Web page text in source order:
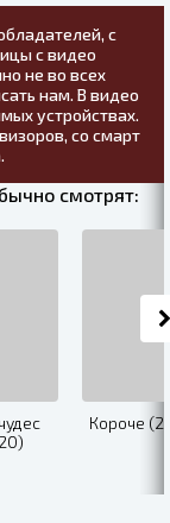
с
с видео
не во всех
нам. В видео
устройствах.
со смарт
смотрят:
Короче